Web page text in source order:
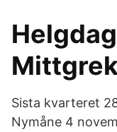
Sista kvarteret
Nymåne 4